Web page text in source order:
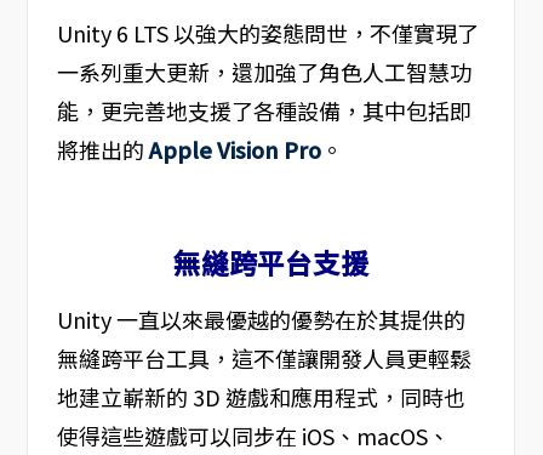
Unity 6 LTS 以強大的姿態問世，不僅實現了
一系列重大更新，還加強了角色人工智慧功
能，更完善地支援了各種設備，其中包括即
將推出的Apple Vision Pro。
無縫跨平台支援
Unity 一直以來最優越的優勢在於其提供的
無縫跨平台工具，這不僅讓開發人員更輕鬆
地建立嶄新的 3D 遊戲和應用程式，同時也
使得這些遊戲可以同步在 iOS、macOS、